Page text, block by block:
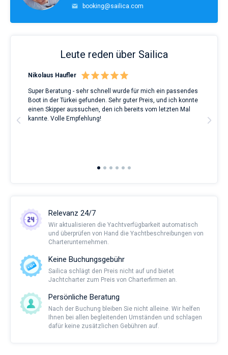
booking@sailica.com
Leute reden über Sailica
Nikolaus Haufler
Super Beratung - sehr schnell wurde für mich ein passendes
Boot in der Türkei gefunden. Sehr guter Preis, und ich konnte
einen Skipper aussuchen, den ich bereits vom letzten Mal
kannte. Volle Empfehlung!
Relevanz 24/7
Wir aktualisieren die Yachtverfügbarkeit automatisch
und überprüfen von Hand die Yachtbeschreibungen von
Charterunternehmen.
Keine Buchungsgebühr
Sailica schlägt den Preis nicht auf und bietet
Jachtcharter zum Preis von Charterfirmen an.
Persönliche Beratung
Nach der Buchung bleiben Sie nicht alleine. Wir helfen
Ihnen bei allen begleitenden Umständen und schlagen
dafür keine zusätzlichen Gebühren auf.